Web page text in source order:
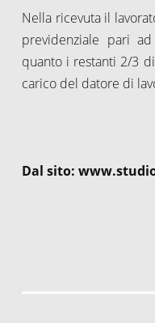
Nella ricevuta il
previdenziale pari
quanto i restanti 2/3
carico del datore di
Dal sito: